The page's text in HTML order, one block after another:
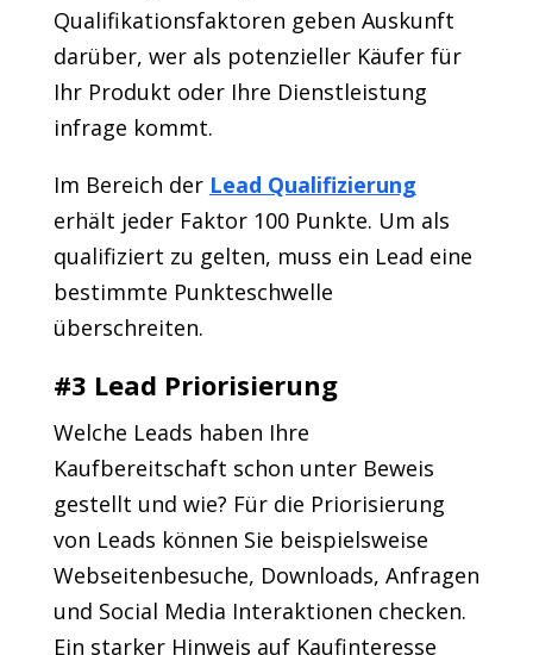
Qualifikationsfaktoren geben Auskunft
darüber, wer als potenzieller Käufer für
Ihr Produkt oder Ihre Dienstleistung
infrage kommt.
Im Bereich der Lead Qualifizierung
erhält jeder Faktor 100 Punkte. Um als
qualifiziert zu gelten, muss ein Lead eine
bestimmte Punkteschwelle
überschreiten.
#3 Lead Priorisierung
Welche Leads haben Ihre
Kaufbereitschaft schon unter Beweis
gestellt und wie? Für die Priorisierung
von Leads können Sie beispielsweise
Webseitenbesuche, Downloads, Anfragen
und Social Media Interaktionen checken.
Ein starker Hinweis auf Kaufinteresse